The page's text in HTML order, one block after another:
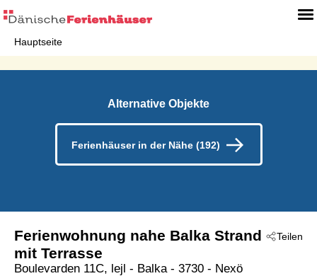
Hauptseite
Alternative Objekte
Ferienhäuser in der Nähe (192)
Teilen
Ferienwohnung nahe Balka Strand
mit Terrasse
Boulevarden 11C, lejl - Balka - 3730 - Nexö